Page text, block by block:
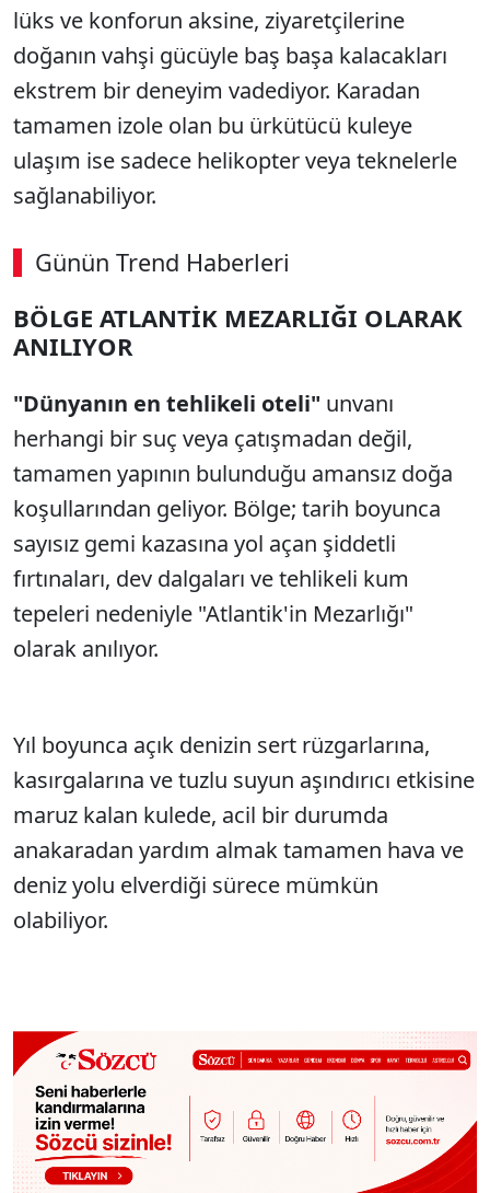
lüks ve konforun aksine, ziyaretçilerine
doğanın vahşi gücüyle baş başa kalacakları
ekstrem bir deneyim vadediyor. Karadan
tamamen izole olan bu ürkütücü kuleye
ulaşım ise sadece helikopter veya teknelerle
sağlanabiliyor.
Günün Trend Haberleri
BÖLGE ATLANTİK MEZARLIĞI OLARAK
ANILIYOR
"Dünyanın en tehlikeli oteli" unvanı
herhangi bir suç veya çatışmadan değil,
tamamen yapının bulunduğu amansız doğa
koşullarından geliyor. Bölge; tarih boyunca
sayısız gemi kazasına yol açan şiddetli
fırtınaları, dev dalgaları ve tehlikeli kum
tepeleri nedeniyle "Atlantik'in Mezarlığı"
olarak anılıyor.
Yıl boyunca açık denizin sert rüzgarlarına,
kasırgalarına ve tuzlu suyun aşındırıcı etkisine
maruz kalan kulede, acil bir durumda
anakaradan yardım almak tamamen hava ve
deniz yolu elverdiği sürece mümkün
olabiliyor.